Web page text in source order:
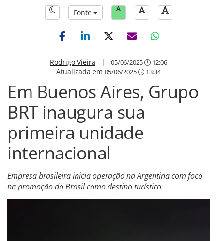
Fonte
Rodrigo Vieira | 05/06/2025 12:06
Atualizada em 05/06/2025 13:34
Em Buenos Aires, Grupo
BRT inaugura sua
primeira unidade
internacional
Empresa brasileira inicia operação na Argentina com foco
na promoção do Brasil como destino turístico